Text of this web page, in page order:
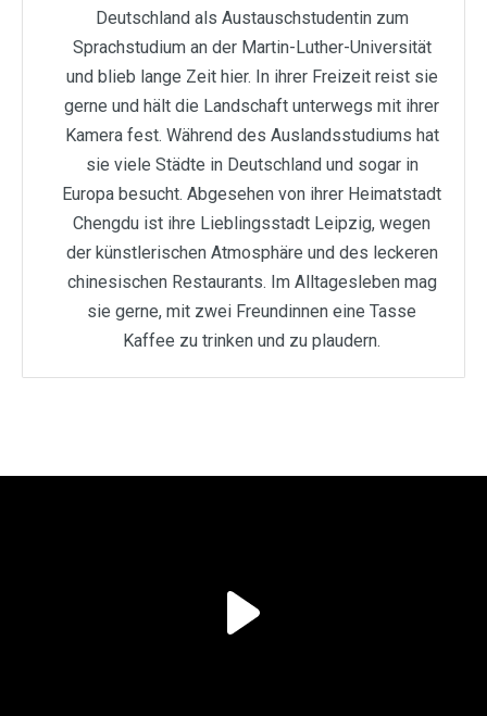
Deutschland als Austauschstudentin zum
Sprachstudium an der Martin-Luther-Universität
und blieb lange Zeit hier. In ihrer Freizeit reist sie
gerne und hält die Landschaft unterwegs mit ihrer
Kamera fest. Während des Auslandsstudiums hat
sie viele Städte in Deutschland und sogar in
Europa besucht. Abgesehen von ihrer Heimatstadt
Chengdu ist ihre Lieblingsstadt Leipzig, wegen
der künstlerischen Atmosphäre und des leckeren
chinesischen Restaurants. Im Alltagesleben mag
sie gerne, mit zwei Freundinnen eine Tasse
Kaffee zu trinken und zu plaudern.